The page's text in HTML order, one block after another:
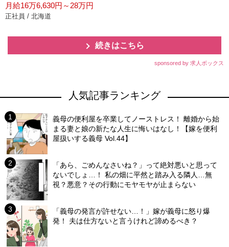
月給16万6,630円～28万円
正社員 / 北海道
続きはこちら
sponsored by 求人ボックス
人気記事ランキング
義母の便利屋を卒業してノーストレス！ 離婚から始
まる妻と娘の新たな人生に悔いはなし！【嫁を便利
屋扱いする義母 Vol.44】
「あら、ごめんなさいね？」って絶対悪いと思って
ないでしょ…！ 私の畑に平然と踏み入る隣人…無
視？悪意？その行動にモヤモヤが止まらない
「義母の発言が許せない…！」嫁が義母に怒り爆
発！ 夫は仕方ないと言うけれど諦めるべき？